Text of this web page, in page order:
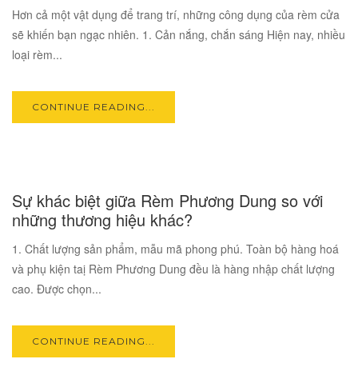
Hơn cả một vật dụng để trang trí, những công dụng của rèm cửa
sẽ khiến bạn ngạc nhiên. 1. Cản nắng, chắn sáng Hiện nay, nhiều
loại rèm...
CONTINUE READING...
OCT
Sự khác biệt giữa Rèm Phương Dung so với
những thương hiệu khác?
1. Chất lượng sản phẩm, mẫu mã phong phú. Toàn bộ hàng hoá
và phụ kiện taị Rèm Phương Dung đều là hàng nhập chất lượng
cao. Được chọn...
CONTINUE READING...